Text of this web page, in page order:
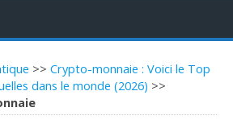
>> Crypto-monnaie : Voici le Top
dans le monde (2026) >>